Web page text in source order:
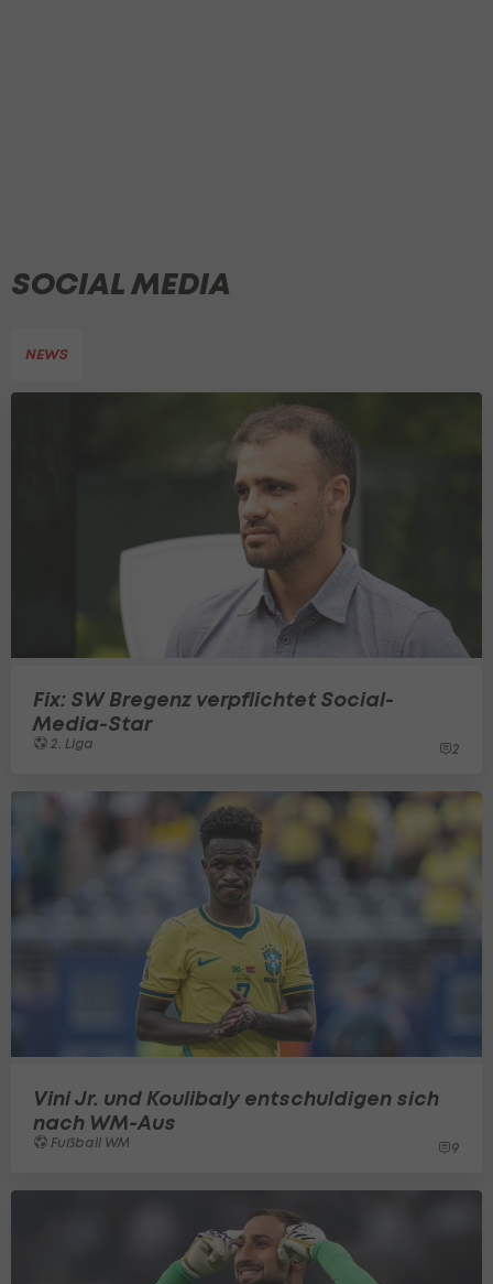
SOCIAL MEDIA
NEWS
Fix: SW Bregenz verpflichtet Social-
Media-Star
2. Liga 2
Vini Jr. und Koulibaly entschuldigen sich
nach WM-Aus
Fußball WM 9